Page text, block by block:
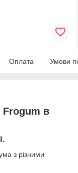
Оплата Умови
Frogum в
з різними